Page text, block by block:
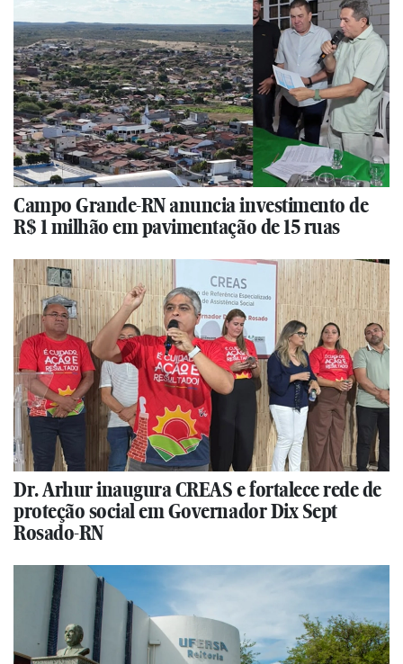
Campo Grande-RN anuncia investimento de
R$ 1 milhão em pavimentação de 15 ruas
Dr. Arhur inaugura CREAS e fortalece rede de
proteção social em Governador Dix Sept
Rosado-RN